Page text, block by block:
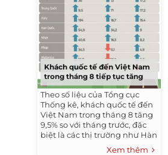
Khách quốc tế đến Việt Nam
trong tháng 8 tiếp tục tăng
Theo số liệu của Tổng cục
Thống kê, khách quốc tế đến
Việt Nam trong tháng 8 tăng
9,5% so với tháng trước, đặc
biệt là các thị trường như Hàn
Quốc, Nhật Bản, Italy, Tây Ban
Xem thêm